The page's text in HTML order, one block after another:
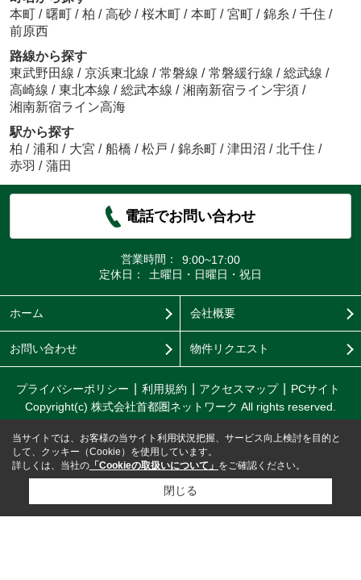
本町 / 曙町 / 柏 / 高砂 / 桜木町 / 本町 / 宮町 / 錦糸 / 千住 /
前原西
路線から探す
東武野田線 / 京浜東北線 / 常磐線 / 常磐緩行線 / 総武線 /
高崎線 / 東北本線 / 総武本線 / 湘南新宿ライン宇須 /
湘南新宿ライン高海
駅から探す
柏 / 浦和 / 大宮 / 船橋 / 松戸 / 錦糸町 / 津田沼 / 北千住 /
赤羽 / 蒲田
電話でお問い合わせ
営業時間：
9:00~17:00
定休日：
土曜日・日曜日・祝日
ホーム 会社概要
お問い合わせ 物件リクエスト
プライバシーポリシー 利用規約 アクセスマップ
PCサイト
Copyright(c) 株式会社首都圏ネットワーク All rights reserved.
当サイトでは、お客様の当サイト利用状況把握、サービス向上検討を目的と
して、クッキー（Cookie）を使用しています。
詳しくは、当社の 「Cookieの取扱いについて」 をご確認ください。
閉じる